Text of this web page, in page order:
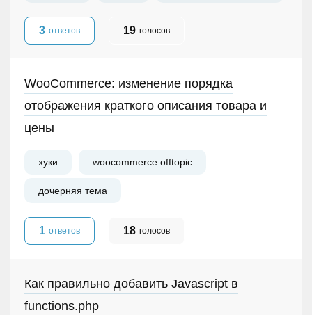
3 ответов 19 голосов
WooCommerce: изменение порядка
отображения краткого описания товара и
цены
хуки woocommerce offtopic
дочерняя тема
1 ответов 18 голосов
Как правильно добавить Javascript в
functions.php